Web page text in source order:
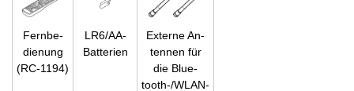
Fern­be­
die­nung
(RC-1194)
LR6/AA-
Bat­te­ri­en
Ex­ter­ne An­
ten­nen für
die Blue­
tooth-/WLAN-